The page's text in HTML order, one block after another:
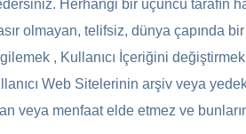
Herhangi bir üçüncü tarafın
olmayan, telifsiz, dünya çapında
, Kullanıcı İçeriğini
Web Sitelerinin arşiv veya
veya menfaat elde etmez ve